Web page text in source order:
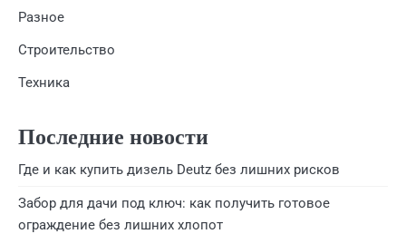
Разное
Строительство
Техника
Последние новости
Где и как купить дизель Deutz без лишних рисков
Забор для дачи под ключ: как получить готовое
ограждение без лишних хлопот